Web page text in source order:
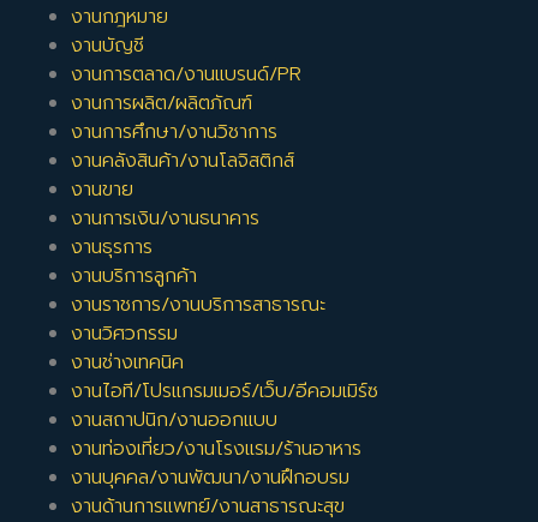
งานกฎหมาย
งานบัญชี
งานการตลาด/งานแบรนด์/PR
งานการผลิต/ผลิตภัณฑ์
งานการศึกษา/งานวิชาการ
งานคลังสินค้า/งานโลจิสติกส์
งานขาย
งานการเงิน/งานธนาคาร
งานธุรการ
งานบริการลูกค้า
งานราชการ/งานบริการสาธารณะ
งานวิศวกรรม
งานช่างเทคนิค
งานไอที/โปรแกรมเมอร์/เว็บ/อีคอมเมิร์ซ
งานสถาปนิก/งานออกแบบ
งานท่องเที่ยว/งานโรงแรม/ร้านอาหาร
งานบุคคล/งานพัฒนา/งานฝึกอบรม
งานด้านการแพทย์/งานสาธารณะสุข